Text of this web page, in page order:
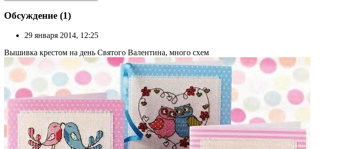
Обсуждение (1)
29 января 2014, 12:25
Вышивка крестом на день Святого Валентина, много схем